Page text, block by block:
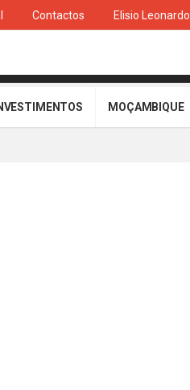
Contactos Elisio Leonardo
MOÇAMBIQUE